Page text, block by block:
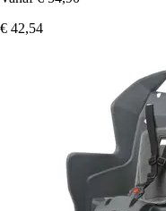
€ 42,54